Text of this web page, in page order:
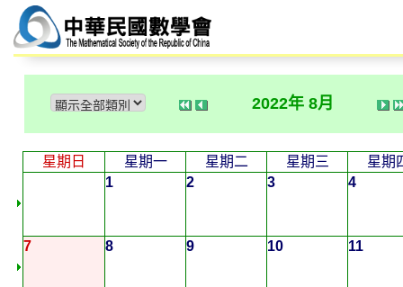
2022年 8月
星期日 星期一 星期二 星期三
星期
1
2 3 4
7 8 9 10 11